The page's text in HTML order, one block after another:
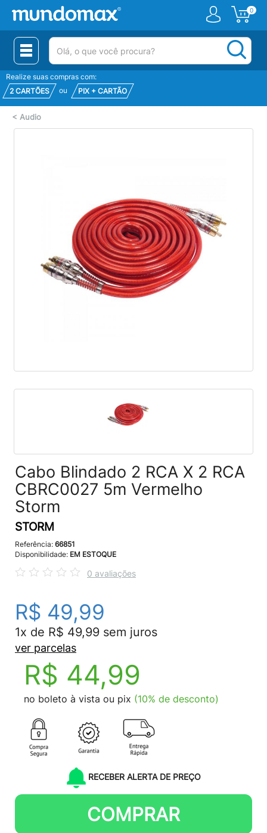
0
(pesquisar)
Realize suas compras com:
2 CARTÕES
ou PIX + CARTÃO
< Audio
Cabo Blindado 2 RCA X 2 RCA
CBRC0027 5m Vermelho
Storm
STORM
Referência: 66851
Disponibilidade: EM ESTOQUE
0 avaliações
R$ 49,99
1x de R$ 49,99 sem juros
ver parcelas
R$ 44,99
no boleto à vista ou pix (10% de desconto)
RECEBER ALERTA DE PREÇO
COMPRAR